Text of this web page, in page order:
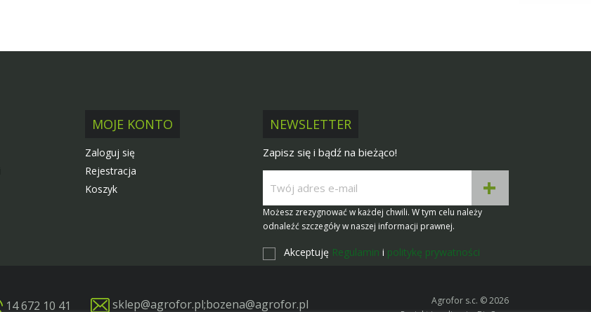
MOJE KONTO
Zaloguj się
Rejestracja
Koszyk
NEWSLETTER
Zapisz się i bądź na bieżąco!
Możesz zrezygnować w każdej chwili. W tym celu należy
odnaleźć szczegóły w naszej informacji prawnej.
Akceptuję Regulamin i politykę prywatności
14 672 10 41 sklep@agrofor.pl;bozena@agrofor.pl
Agrofor s.c. © 2026